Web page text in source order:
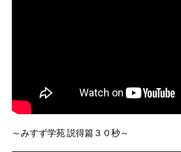
～みすず学苑 説得篇３０秒～